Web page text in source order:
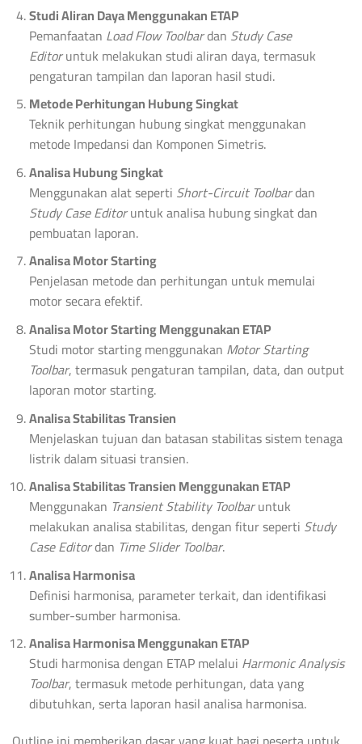
Studi Aliran Daya Menggunakan ETAP
Pemanfaatan Load Flow Toolbardan Study Case
Editoruntuk melakukan studi aliran daya, termasuk
pengaturan tampilan dan laporan hasil studi.
Metode Perhitungan Hubung Singkat
Teknik perhitungan hubung singkat menggunakan
metode Impedansi dan Komponen Simetris.
Analisa Hubung Singkat
Menggunakan alat seperti Short-Circuit Toolbardan
Study Case Editoruntuk analisa hubung singkat dan
pembuatan laporan.
Analisa Motor Starting
Penjelasan metode dan perhitungan untuk memulai
motor secara efektif.
Analisa Motor Starting Menggunakan ETAP
Studi motor starting menggunakan Motor Starting
Toolbar, termasuk pengaturan tampilan, data, dan output
laporan motor starting.
Analisa Stabilitas Transien
Menjelaskan tujuan dan batasan stabilitas sistem tenaga
listrik dalam situasi transien.
Analisa Stabilitas Transien Menggunakan ETAP
Menggunakan Transient Stability Toolbaruntuk
melakukan analisa stabilitas, dengan fitur seperti Study
Case Editordan Time Slider Toolbar.
Analisa Harmonisa
Definisi harmonisa, parameter terkait, dan identifikasi
sumber-sumber harmonisa.
Analisa Harmonisa Menggunakan ETAP
Studi harmonisa dengan ETAP melalui Harmonic Analysis
Toolbar, termasuk metode perhitungan, data yang
dibutuhkan, serta laporan hasil analisa harmonisa.